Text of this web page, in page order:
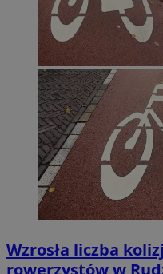
Wzrosła liczba